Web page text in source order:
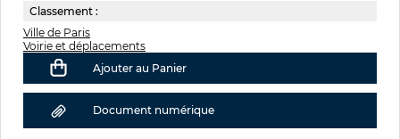
Classement :
Ville de Paris
Voirie et déplacements
Ajouter au Panier
Document numérique